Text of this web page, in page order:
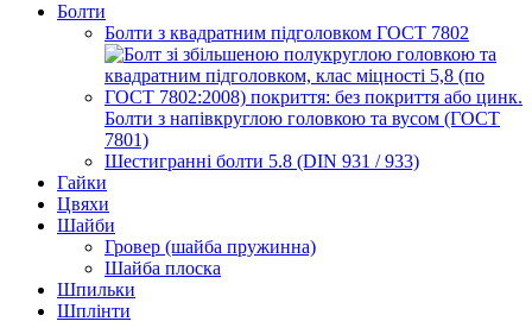
Болти
Болти з квадратним підголовком ГОСТ 7802
Болти з напівкруглою головкою та вусом (ГОСТ
7801)
Шестигранні болти 5.8 (DIN 931 / 933)
Гайки
Цвяхи
Шайби
Гровер (шайба пружинна)
Шайба плоска
Шпильки
Шплінти